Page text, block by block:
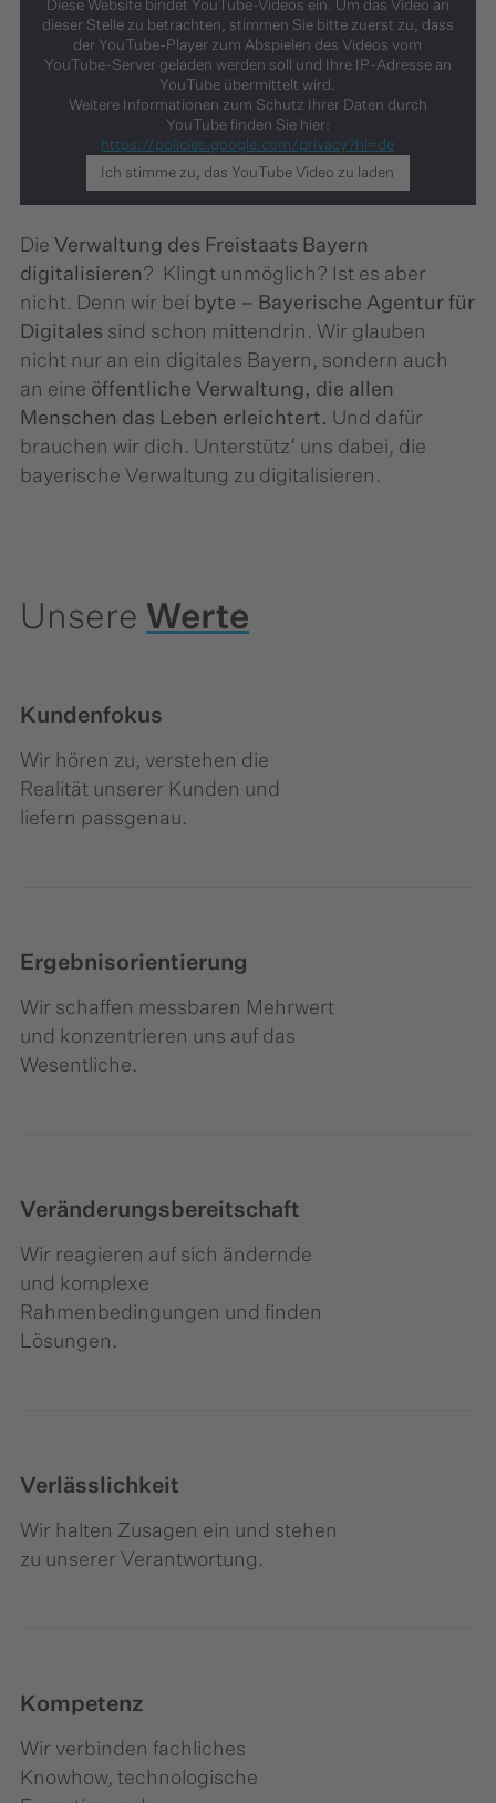
Diese Website bindet YouTube-Videos ein. Um das Video an
dieser Stelle zu betrachten, stimmen Sie bitte zuerst zu, dass
der YouTube-Player zum Abspielen des Videos vom
YouTube-Server geladen werden soll und Ihre IP-Adresse an
YouTube übermittelt wird.
Weitere Informationen zum Schutz Ihrer Daten durch
YouTube finden Sie hier:
https://policies.google.com/privacy?hl=de
Ich stimme zu, das YouTube Video zu laden
Die Verwaltung des Freistaats Bayern
digitalisieren? ​ Klingt unmöglich? ​Ist es aber
nicht. ​Denn wir bei byte – Bayerische Agentur für
Digitales sind schon mittendrin.​ Wir glauben
nicht nur an ein digitales Bayern, sondern auch
an eine öffentliche Verwaltung, die allen
Menschen das Leben erleichtert. ​ Und dafür
brauchen wir dich. ​Unterstütz‘ uns dabei, die
bayerische ​Verwaltung zu digitalisieren.
Unsere Werte
Kundenfokus
Wir hören zu, verstehen die
Realität unserer Kunden und
liefern passgenau.
Ergebnisorientierung
Wir schaffen messbaren Mehrwert
und konzentrieren uns auf das
Wesentliche.​
Veränderungsbereitschaft
Wir reagieren auf sich ändernde
und komplexe
Rahmenbedingungen und finden
Lösungen.
Verlässlichkeit
Wir halten Zusagen ein und stehen
zu unserer Verantwortung.
Kompetenz
Wir verbinden fachliches
Knowhow, technologische